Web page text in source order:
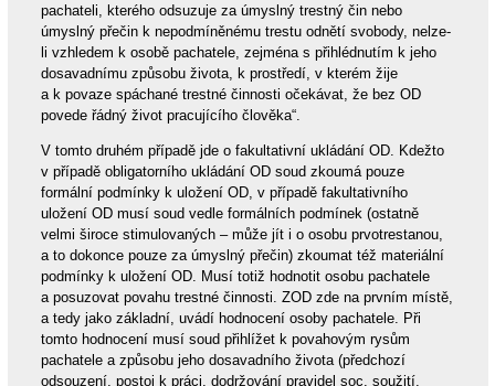
pachateli, kterého odsuzuje za úmyslný trestný čin nebo
úmyslný přečin k nepodmíněnému trestu odnětí svobody, nelze-
li vzhledem k osobě pachatele, zejména s přihlédnutím k jeho
dosavadnímu způsobu života, k prostředí, v kterém žije
a k povaze spáchané trestné činnosti očekávat, že bez OD
povede řádný život pracujícího člověka“.
V tomto druhém případě jde o fakultativní ukládání OD. Kdežto
v případě obligatorního ukládání OD soud zkoumá pouze
formální podmínky k uložení OD, v případě fakultativního
uložení OD musí soud vedle formálních podmínek (ostatně
velmi široce stimulovaných – může jít i o osobu prvotrestanou,
a to dokonce pouze za úmyslný přečin) zkoumat též materiální
podmínky k uložení OD. Musí totiž hodnotit osobu pachatele
a posuzovat povahu trestné činnosti. ZOD zde na prvním místě,
a tedy jako základní, uvádí hodnocení osoby pachatele. Při
tomto hodnocení musí soud přihlížet k povahovým rysům
pachatele a způsobu jeho dosavadního života (předchozí
odsouzení, postoj k práci, dodržování pravidel soc. soužití,